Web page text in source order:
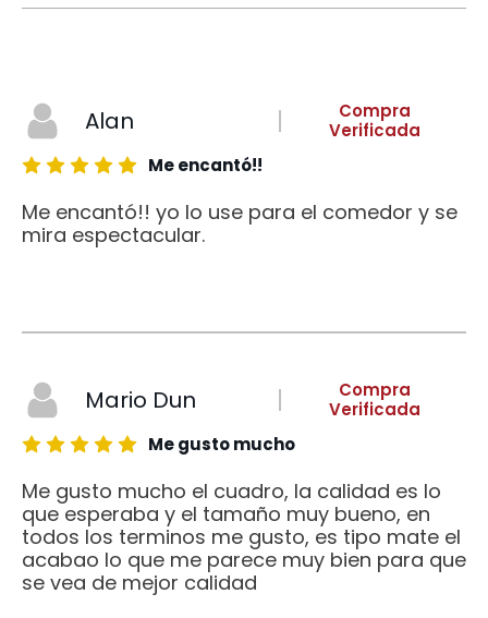
Alan
Compra
Verificada
Me encantó!!
Me encantó!! yo lo use para el comedor y se
mira espectacular.
Mario Dun
Compra
Verificada
Me gusto mucho
Me gusto mucho el cuadro, la calidad es lo
que esperaba y el tamaño muy bueno, en
todos los terminos me gusto, es tipo mate el
acabao lo que me parece muy bien para que
se vea de mejor calidad